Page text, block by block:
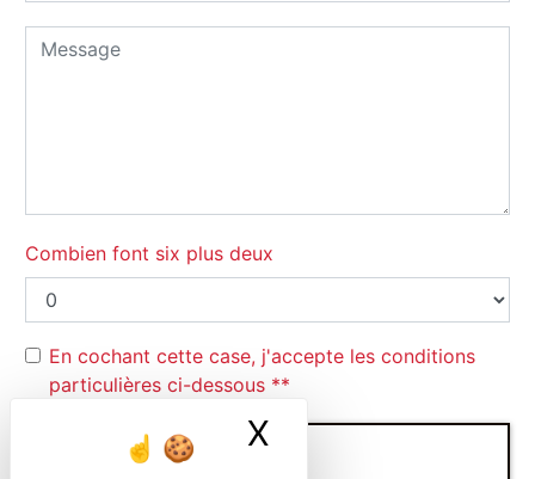
X Masquer le
Combien font six plus deux
En cochant cette case, j'accepte les conditions
particulières ci-dessous **